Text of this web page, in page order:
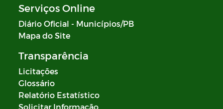
Serviços Online
Diário Oficial - Municípios/PB
Mapa do Site
Transparência
Licitações
Glossário
Relatório Estatístico
Solicitar Informação